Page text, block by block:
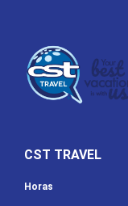
CST TRAVEL
Horas